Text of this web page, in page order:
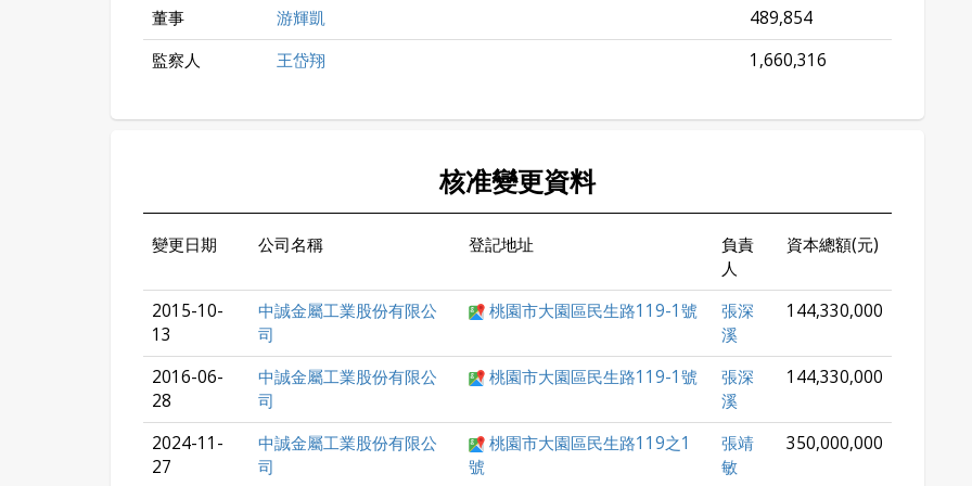
董事 游輝凱
489,854
監察人
王岱翔 1,660,316
核准變更資料
變更日期 公司名稱 登記地址
負責
人
資本總額(元)
2015-10-
13
中誠金屬工業股份有限公
司
桃園市大園區民生路119-1號
張深
溪
144,330,000
2016-06-
28
中誠金屬工業股份有限公
司
桃園市大園區民生路119-1號
張深
溪
144,330,000
2024-11-
27
中誠金屬工業股份有限公
司
桃園市大園區民生路119之1
號
張靖
敏
350,000,000